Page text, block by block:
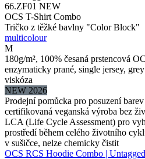
66.ZF01 NEW
OCS T-Shirt Combo
Tričko z těžké bavlny "Color Block"
multicolour
M
180g/m², 100% česaná prstencová
enzymaticky prané, single jersey,
viskóza
NEW 2026
Prodejní pomůcka pro posuzení
certifikovaná veganská výroba bez
LCA (Life Cycle Assessment) pro
prostředí během celého životního
v sušičce, nelze chemicky čistit
OCS RCS Hoodie Combo |